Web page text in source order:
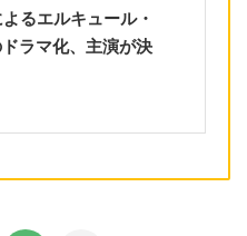
るエルキュール・
ラマ化、主演が決